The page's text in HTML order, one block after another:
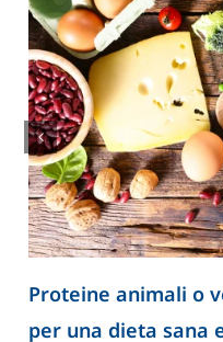
Proteine animali o
per una dieta sana